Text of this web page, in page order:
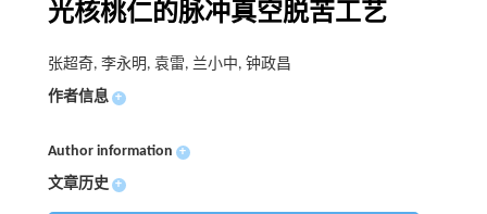
光核桃仁的脉冲真空脱苦工艺
张超奇, 李永明, 袁雷, 兰小中, 钟政昌
作者信息 +
Author information +
文章历史 +